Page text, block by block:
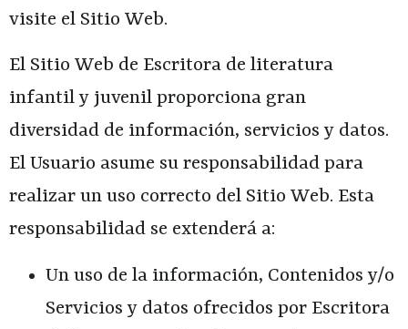
visite el Sitio Web.
El Sitio Web de Escritora de literatura
infantil y juvenil proporciona gran
diversidad de información, servicios y datos.
El Usuario asume su responsabilidad para
realizar un uso correcto del Sitio Web. Esta
responsabilidad se extenderá a:
Un uso de la información, Contenidos y/o
Servicios y datos ofrecidos por Escritora